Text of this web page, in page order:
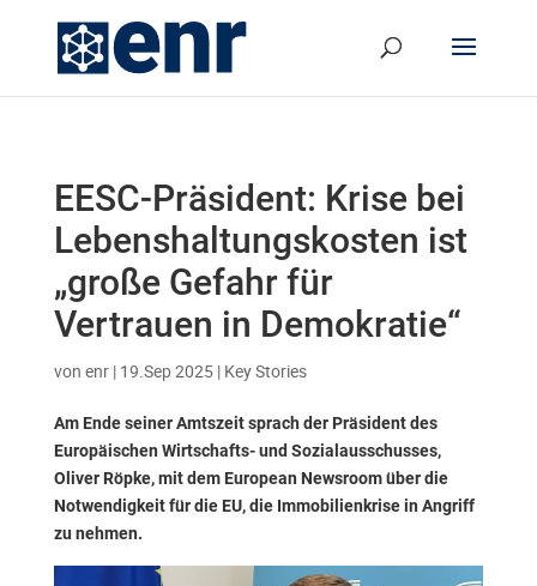
EESC-Präsident: Krise bei
Lebenshaltungskosten ist
„große Gefahr für
Vertrauen in Demokratie“
von enr| 19.Sep 2025| Key Stories
Am Ende seiner Amtszeit sprach der Präsident des
Europäischen Wirtschafts- und Sozialausschusses,
Oliver Röpke, mit dem European Newsroom über die
Notwendigkeit für die EU, die Immobilienkrise in Angriff
zu nehmen.